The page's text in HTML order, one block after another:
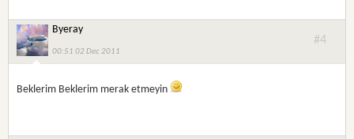
Byeray
00:51 02 Dec 2011
#4
Beklerim Beklerim merak etmeyin